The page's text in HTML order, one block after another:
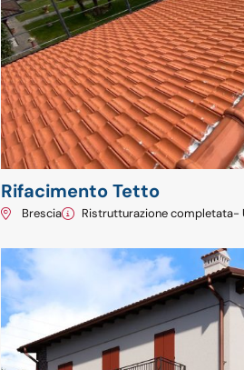
Rifacimento Tetto
Brescia Ristrutturazione completata-